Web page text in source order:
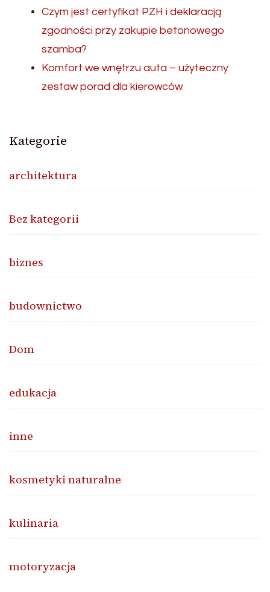
Czym jest certyfikat PZH i deklaracją
zgodności przy zakupie betonowego
szamba?
Komfort we wnętrzu auta – użyteczny
zestaw porad dla kierowców
Kategorie
architektura
Bez kategorii
biznes
budownictwo
Dom
edukacja
inne
kosmetyki naturalne
kulinaria
motoryzacja